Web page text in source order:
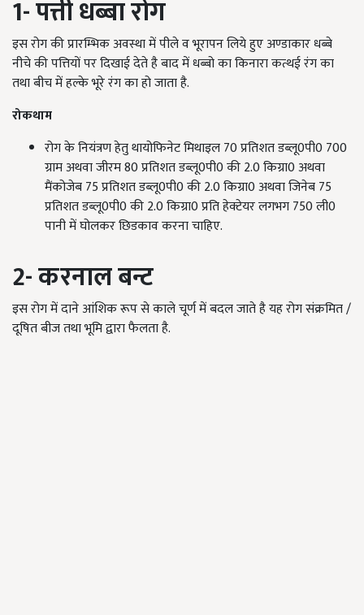
1- पत्ती धब्बा रोग
इस रोग की प्रारम्भिक अवस्था में पीले व भूरापन लिये हुए अण्डाकार धब्बे
नीचे की पत्तियों पर दिखाई देते है बाद में धब्बो का किनारा कत्थई रंग का
तथा बीच में हल्के भूरे रंग का हो जाता है.
रोकथाम
रोग के नियंत्रण हेतु थायोफिनेट मिथाइल 70 प्रतिशत डब्लू0पी0 700
ग्राम अथवा जीरम 80 प्रतिशत डब्लू0पी0 की 2.0 किग्रा0 अथवा
मैंकोजेब 75 प्रतिशत डब्लू0पी0 की 2.0 किग्रा0 अथवा जिनेब 75
प्रतिशत डब्लू0पी0 की 2.0 किग्रा0 प्रति हेक्टेयर लगभग 750 ली0
पानी में घोलकर छिडकाव करना चाहिए.
2- करनाल बन्ट
इस रोग में दाने आंशिक रूप से काले चूर्ण में बदल जाते है यह रोग संक्रमित /
दूषित बीज तथा भूमि द्वारा फैलता है.